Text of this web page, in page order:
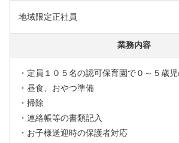
地域限定正社員
業務内容
・定員１０５名の認可保育園で０～５歳
・昼食、おやつ準備
・掃除
・連絡帳等の書類記入
・お子様送迎時の保護者対応